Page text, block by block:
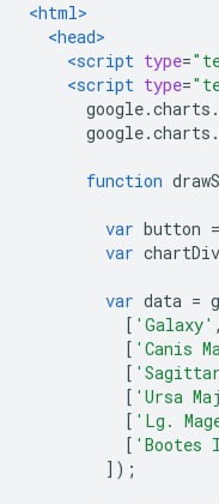
<html>
<head>
<script type=
<script type=
google.charts .
google.charts .
function
var button =
var chartDiv
var data =
[ 'Galaxy' ,
[ 'Canis
[
[ 'Ursa
[ 'Lg.
[ 'Bootes
]);